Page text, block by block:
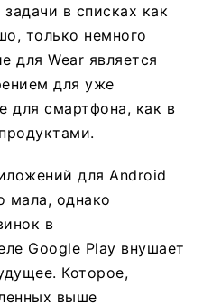
в списках как
только немного
для Wear является
для уже
для смартфона, как в
для Android
мала, однако
в
Google Play внушает
Которое,
выше